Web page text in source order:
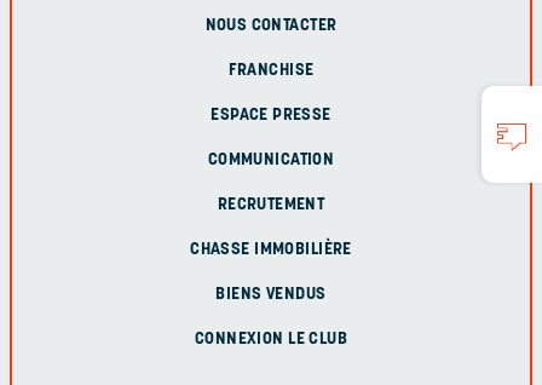
NOUS CONTACTER
FRANCHISE
ESPACE PRESSE
COMMUNICATION
RECRUTEMENT
CHASSE IMMOBILIÈRE
BIENS VENDUS
CONNEXION LE CLUB